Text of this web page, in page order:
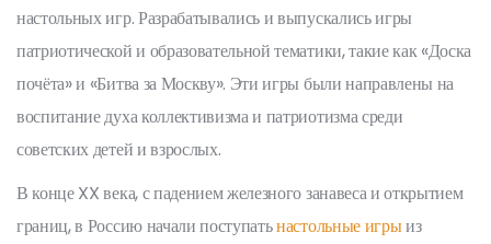
настольных игр. Разрабатывались и выпускались игры
патриотической и образовательной тематики, такие как «Доска
почёта» и «Битва за Москву». Эти игры были направлены на
воспитание духа коллективизма и патриотизма среди
советских детей и взрослых.
В конце XX века, с падением железного занавеса и открытием
границ, в Россию начали поступатьнастольные игрыиз